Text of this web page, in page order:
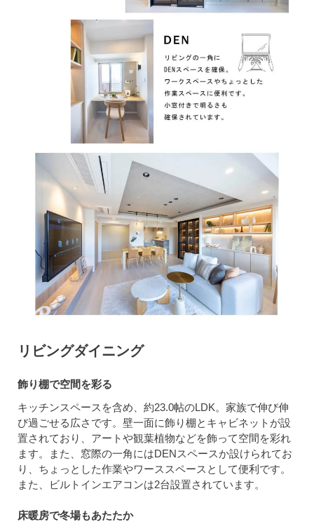
リビングダイニング
飾り棚で空間を彩る
キッチンスペースを含め、約23.0帖のLDK。家族で伸び伸
び過ごせる広さです。壁一面に飾り棚とキャビネットが設
置されており、アートや観葉植物などを飾って空間を彩れ
ます。また、窓際の一角にはDENスペースか設けられてお
り、ちょっとした作業やワーススペースとして便利です。
また、ビルトインエアコンは2台設置されています。
床暖房で冬場もあたたか